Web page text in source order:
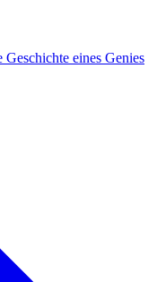
eines Genies